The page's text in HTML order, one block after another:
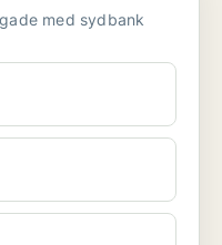
med sydbank